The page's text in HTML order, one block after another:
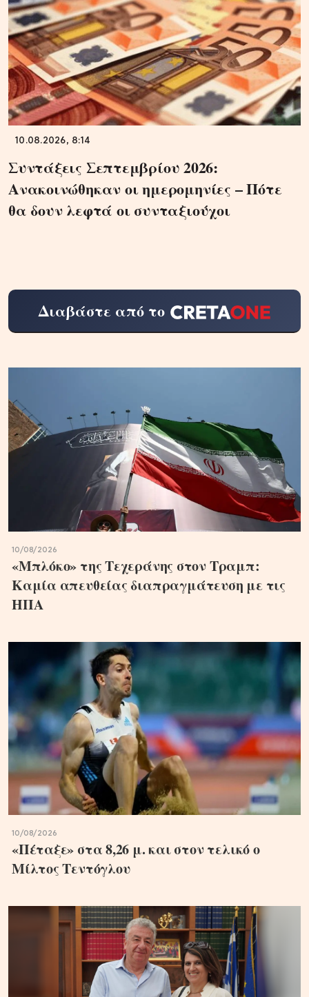
10.08.2026, 8:14
Συντάξεις Σεπτεμβρίου 2026:
Ανακοινώθηκαν οι ημερομηνίες – Πότε
θα δουν λεφτά οι συνταξιούχοι
Διαβάστε από το
10/08/2026
«Μπλόκο» της Τεχεράνης στον Τραμπ:
Καμία απευθείας διαπραγμάτευση με τις
ΗΠΑ
10/08/2026
«Πέταξε» στα 8,26 μ. και στον τελικό ο
Μίλτος Τεντόγλου